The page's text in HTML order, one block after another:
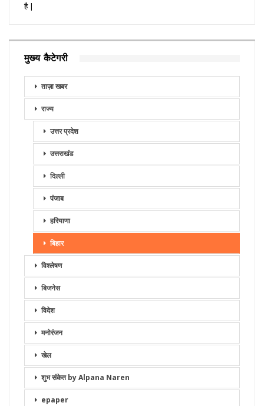
है |
मुख्य कैटेगरी
ताज़ा खबर
राज्य
उत्तर प्रदेश
उत्तराखंड
दिल्ली
पंजाब
हरियाणा
बिहार
विश्लेषण
बिजनेस
विदेश
मनोरंजन
खेल
शुभ संकेत by Alpana Naren
epaper